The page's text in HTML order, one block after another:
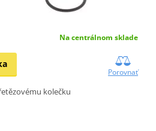
Na centrálnom sklade
Porovnať
kolečku